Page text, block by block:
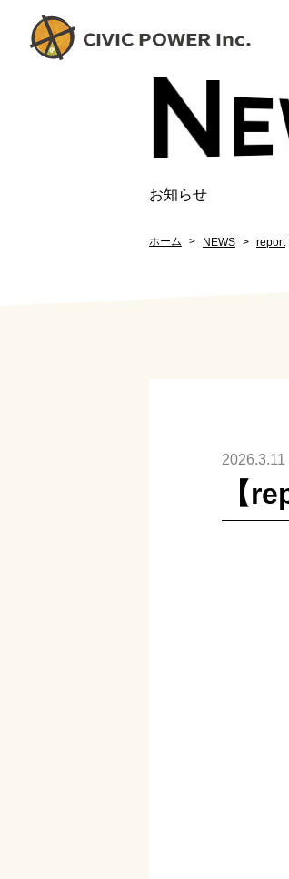
N
お知らせ
ホーム NEWS report
2026.3.11
【